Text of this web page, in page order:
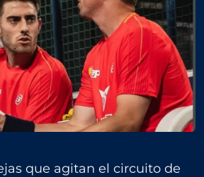
que agitan el circuito de